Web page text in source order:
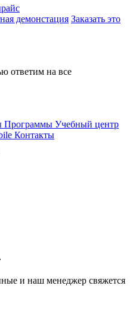
демонстация Заказать это
ответим на все
Программы Учебный центр
Контакты
и наш менеджер свяжется